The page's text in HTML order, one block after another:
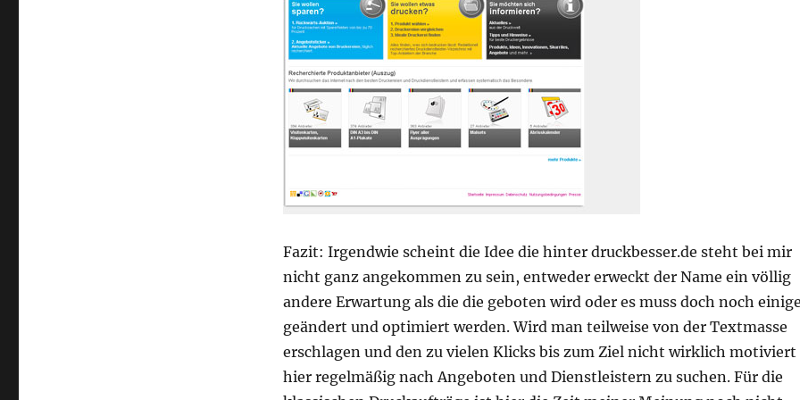
Fazit: Irgendwie scheint die Idee die hinter druckbesser.de steht bei mir
nicht ganz angekommen zu sein, entweder erweckt der Name ein völlig
andere Erwartung als die die geboten wird oder es muss doch noch
geändert und optimiert werden. Wird man teilweise von der Textmasse
erschlagen und den zu vielen Klicks bis zum Ziel nicht wirklich motiviert
hier regelmäßig nach Angeboten und Dienstleistern zu suchen. Für die